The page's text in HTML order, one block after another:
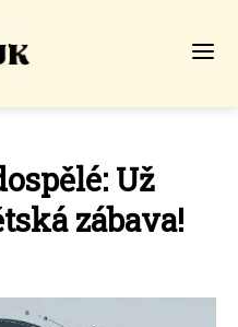
Už
zábava!